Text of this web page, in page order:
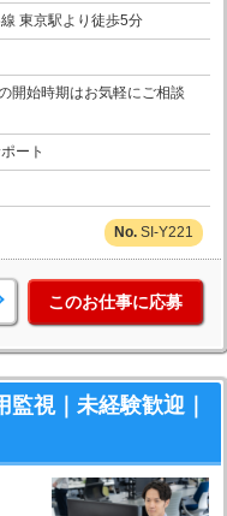
東京駅より徒歩5分
始時期はお気軽にご相談
ート
SI-Y221
このお仕事に応募
視｜未経験歓迎｜